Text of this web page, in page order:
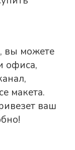
вы можете
офиса,
макета.
ваш